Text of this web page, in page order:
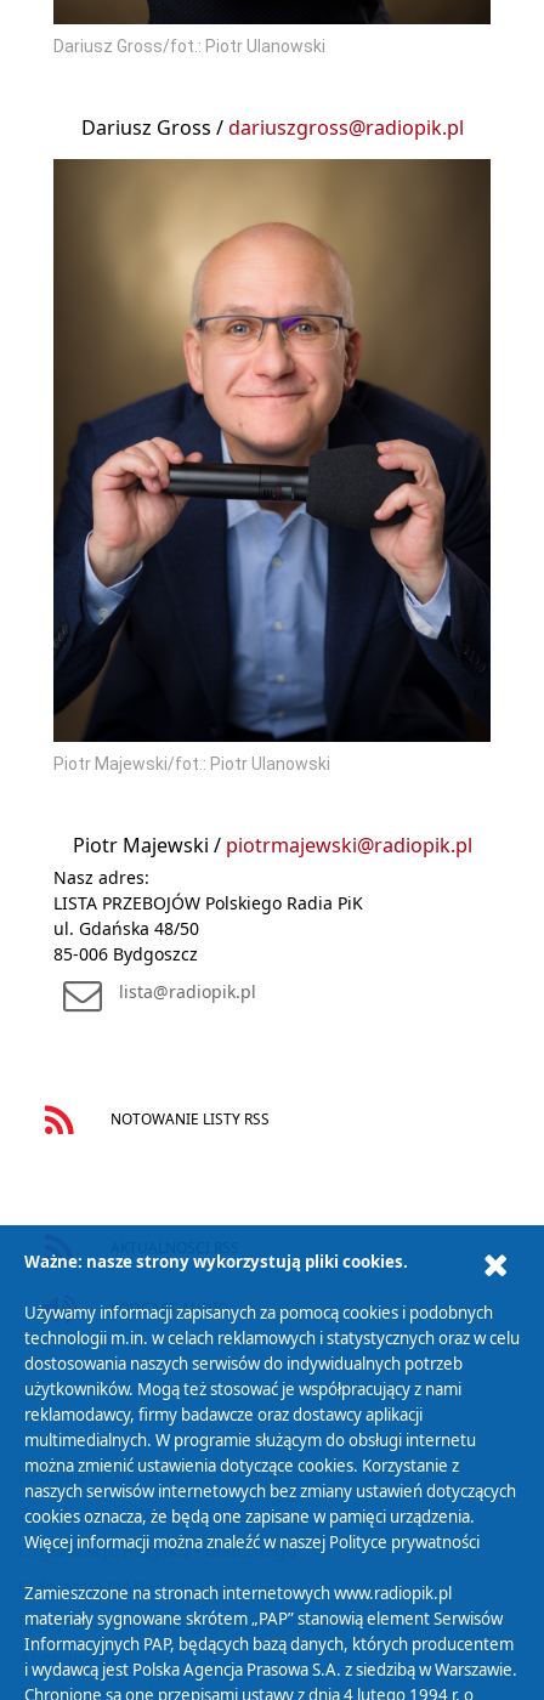
Dariusz Gross/fot.: Piotr Ulanowski
Dariusz Gross /dariuszgross@radiopik.pl
Piotr Majewski/fot.: Piotr Ulanowski
Piotr Majewski / piotrmajewski@radiopik.pl
Nasz adres:
LISTA PRZEBOJÓW Polskiego Radia PiK
ul. Gdańska 48/50
85-006 Bydgoszcz
lista@radiopik.pl
NOTOWANIE LISTY RSS
PODCAST AUDIO
Polityka Prywatności
Zasady korzystania z Serwisu
Organizacje Pożytku Publicznego
Cyfryzacja DAB+
Polityka ochrony danych osobowych
Abonament
Zamówienia publiczne
Ważne: nasze strony wykorzystują pliki cookies.
Używamy informacji zapisanych za pomocą cookies i podobnych
technologii m.in. w celach reklamowych i statystycznych oraz w celu
dostosowania naszych serwisów do indywidualnych potrzeb
użytkowników. Mogą też stosować je współpracujący z nami
reklamodawcy, firmy badawcze oraz dostawcy aplikacji
multimedialnych. W programie służącym do obsługi internetu
można zmienić ustawienia dotyczące cookies. Korzystanie z
naszych serwisów internetowych bez zmiany ustawień dotyczących
cookies oznacza, że będą one zapisane w pamięci urządzenia.
Więcej informacji można znaleźć w naszej Polityce prywatności
Zamieszczone na stronach internetowych www.radiopik.pl
materiały sygnowane skrótem „PAP” stanowią element Serwisów
Informacyjnych PAP, będących bazą danych, których producentem
i wydawcą jest Polska Agencja Prasowa S.A. z siedzibą w Warszawie.
Chronione są one przepisami ustawy z dnia 4 lutego 1994 r. o